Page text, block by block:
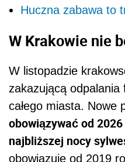
Huczna zabawa to
W Krakowie nie
W listopadzie
zakazującą
całego miasta. Nowe
obowiązywać od
najbliższej nocy
obowiązuje od 2019